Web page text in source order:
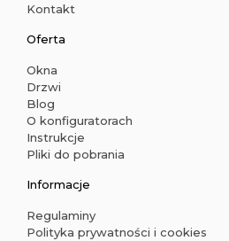
Kontakt
Oferta
Okna
Drzwi
Blog
O konfiguratorach
Instrukcje
Pliki do pobrania
Informacje
Regulaminy
Polityka prywatności i cookies